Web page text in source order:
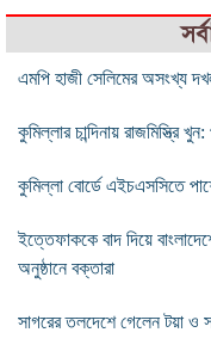
এমপি হাজী সেলিমের অসংখ্য
কুমিল্লার চান্দিনায় রাজমিস্ত্রি
কুমিল্লা বোর্ডে এইচএসসিতে
ইত্তেফাককে বাদ দিয়ে
অনুষ্ঠানে বক্তারা
সাগরের তলদেশে গেলেন টয়া ও